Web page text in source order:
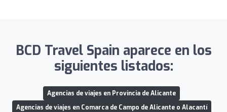
BCD Travel Spain aparece en los
siguientes listados:
Agencias de viajes en Provincia de Alicante
Agencias de viajes en Comarca de Campo de Alicante o Alacantí